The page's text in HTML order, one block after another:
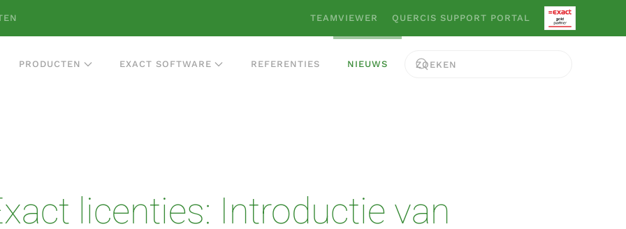
TEAMVIEWER QUERCIS SUPPORT PORTAL
PRODUCTEN EXACT SOFTWARE REFERENTIES NIEUWS
licenties: Introductie van